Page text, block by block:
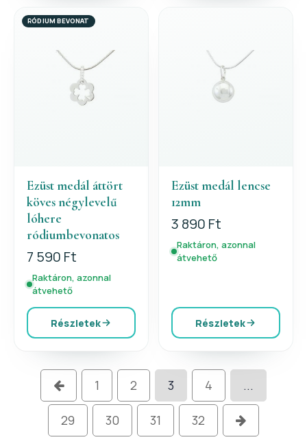
RÓDIUM BEVONAT
Ezüst medál áttört
köves négylevelű
lóhere
ródiumbevonatos
7 590 Ft
Raktáron, azonnal
átvehető
Részletek
Ezüst medál lencse
12mm
3 890 Ft
Raktáron, azonnal
átvehető
Részletek
1 2 3 4 ...
29 30 31 32